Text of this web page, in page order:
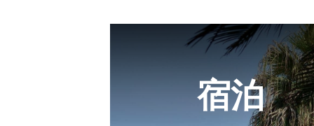
宿泊